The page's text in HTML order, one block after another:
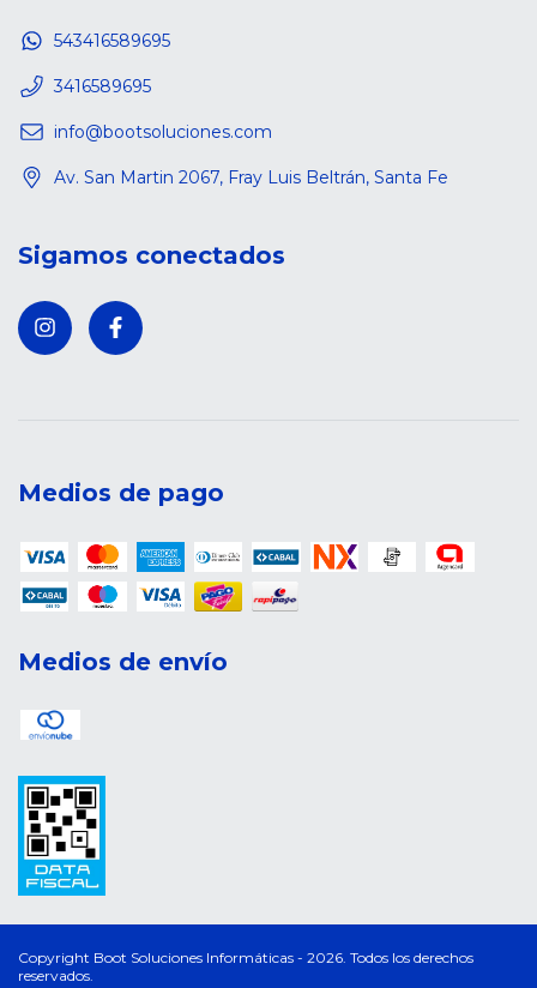
543416589695
3416589695
info@bootsoluciones.com
Av. San Martin 2067, Fray Luis Beltrán, Santa Fe
Sigamos conectados
Medios de pago
Medios de envío
Copyright Boot Soluciones Informáticas - 2026. Todos los derechos
reservados.